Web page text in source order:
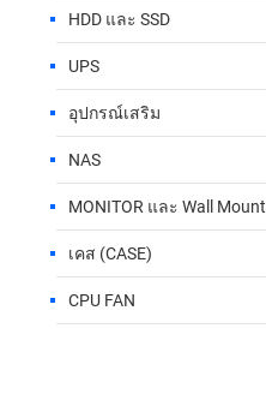
HDD และ SSD
UPS
อุปกรณ์เสริม
NAS
MONITOR และ Wall Mount
เคส (CASE)
CPU FAN